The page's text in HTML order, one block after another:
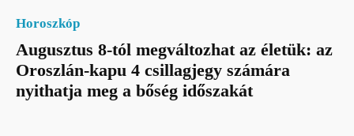
Horoszkóp
Augusztus 8-tól megváltozhat az életük: az
Oroszlán-kapu 4 csillagjegy számára
nyithatja meg a bőség időszakát